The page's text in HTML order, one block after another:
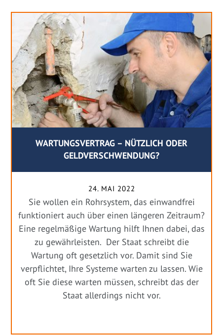
WARTUNGSVERTRAG – NÜTZLICH ODER
GELDVERSCHWENDUNG?
24. MAI 2022
Sie wollen ein Rohrsystem, das einwandfrei
funktioniert auch über einen längeren Zeitraum?
Eine regelmäßige Wartung hilft Ihnen dabei, das
zu gewährleisten. Der Staat schreibt die
Wartung oft gesetzlich vor. Damit sind Sie
verpflichtet, Ihre Systeme warten zu lassen. Wie
oft Sie diese warten müssen, schreibt das der
Staat allerdings nicht vor.